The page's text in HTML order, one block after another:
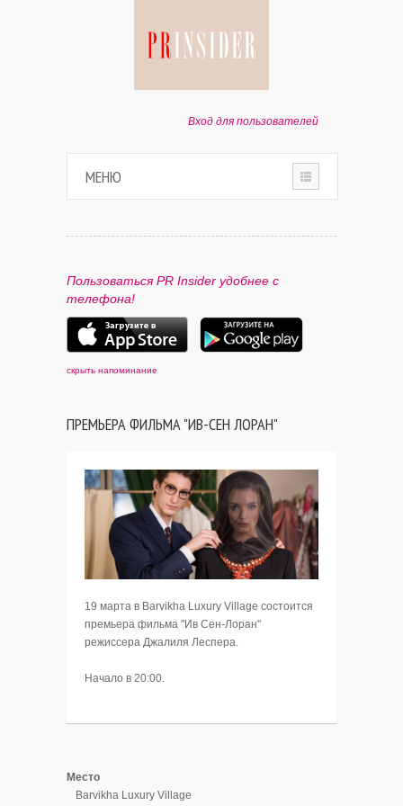
Вход для пользователей
МЕНЮ
ПАРТНЕРАМ
КОНТАКТЫ
Пользоваться PR Insider удобнее с
телефона!
скрыть напоминание
ПРЕМЬЕРА ФИЛЬМА "ИВ-СЕН ЛОРАН"
19 марта в Barvikha Luxury Village состоится
премьера фильма "Ив Сен-Лоран"
режиссера Джалиля Леспера.
Начало в 20:00.
Место
Barvikha Luxury Village